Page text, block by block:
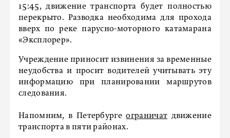
15:45, движение транспорта будет полностью
перекрыто. Разводка необходима для прохода
вверх по реке парусно-моторного катамарана
«Эксплорер».
Учреждение приносит извинения за временные
неудобства и просит водителей учитывать эту
информацию при планировании маршрутов
следования.
Напомним, в Петербургеограничат движение
транспорта в пяти районах.